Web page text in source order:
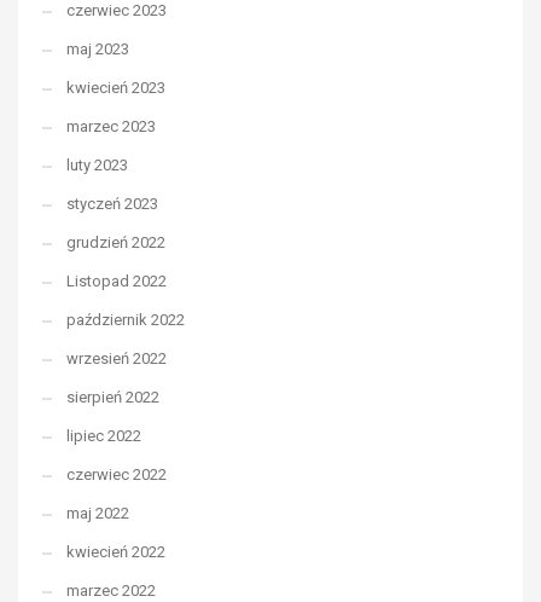
czerwiec 2023
maj 2023
kwiecień 2023
marzec 2023
luty 2023
styczeń 2023
grudzień 2022
Listopad 2022
październik 2022
wrzesień 2022
sierpień 2022
lipiec 2022
czerwiec 2022
maj 2022
kwiecień 2022
marzec 2022